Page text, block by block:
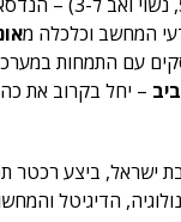
המחשב וכלכלה מ
עם התמחות
– יחל בקרוב את
ישראל, ביצע רכטר
הדיגיטל